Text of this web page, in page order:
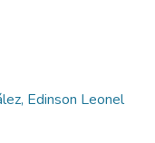
Edinson Leonel